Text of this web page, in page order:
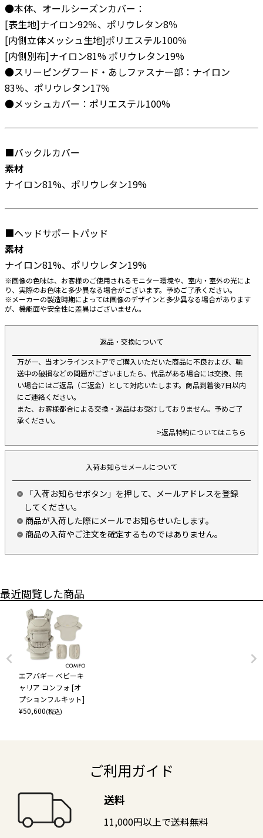
●本体、オールシーズンカバー：
[表生地]ナイロン92％、ポリウレタン8％
[内側立体メッシュ生地]ポリエステル100％
[内側別布]ナイロン81% ポリウレタン19%
●スリーピングフード・あしファスナー部：ナイロン
83％、ポリウレタン17％
●メッシュカバー：ポリエステル100%
■バックルカバー
素材
ナイロン81%、ポリウレタン19%
■ヘッドサポートパッド
素材
ナイロン81%、ポリウレタン19%
※画像の色味は、お客様のご使用されるモニター環境や、室内・室外の光によ
り、実際のお色味と多少異なる場合がございます。予めご了承ください。
※メーカーの製造時期によっては画像のデザインと多少異なる場合があります
が、機能面や安全性に差異はございません。
返品・交換について
万が一、当オンラインストアでご購入いただいた商品に不良および、輸
送中の破損などの問題がございましたら、代品がある場合には交換、無
い場合にはご返品（ご返金）として対応いたします。商品到着後7日以内
にご連絡ください。
また、お客様都合による交換・返品はお受けしておりません。予めご了
承ください。
>返品特約についてはこちら
入荷お知らせメールについて
「入荷お知らせボタン」を押して、メールアドレスを登録
してください。
商品が入荷した際にメールでお知らせいたします。
商品の入荷やご注文を確定するものではありません。
最近閲覧した商品
エアバギー ベビーキ
ャリア コンフォ [オ
プションフルキット]
¥50,600(税込)
ご利用ガイド
送料
11,000円以上で送料無料